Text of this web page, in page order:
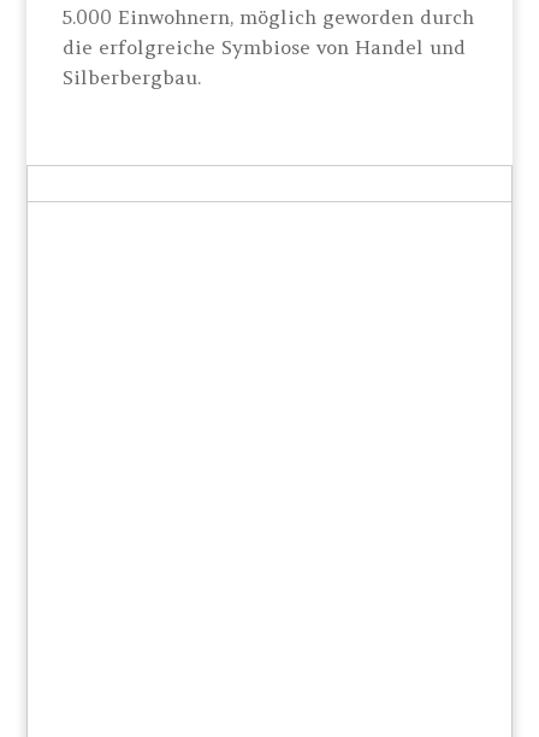
5.000 Einwohnern, möglich geworden durch
die erfolgreiche Symbiose von Handel und
Silberbergbau.